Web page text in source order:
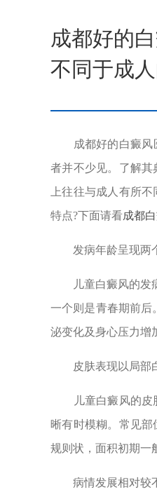
成都好的
不同于成
成都好的白癜风医
者并不少见。了解
上往往与成人有所
特点?下面请看成都
发病年龄呈现两
儿童白癜风的发病
一个则是青春期前后
泌变化及身心压力增
皮肤表现以局部
儿童白癜风的皮肤
晰有时模糊。常见
规则状，面积初期一
病情发展相对较